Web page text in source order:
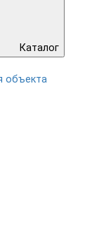
Каталог
объекта